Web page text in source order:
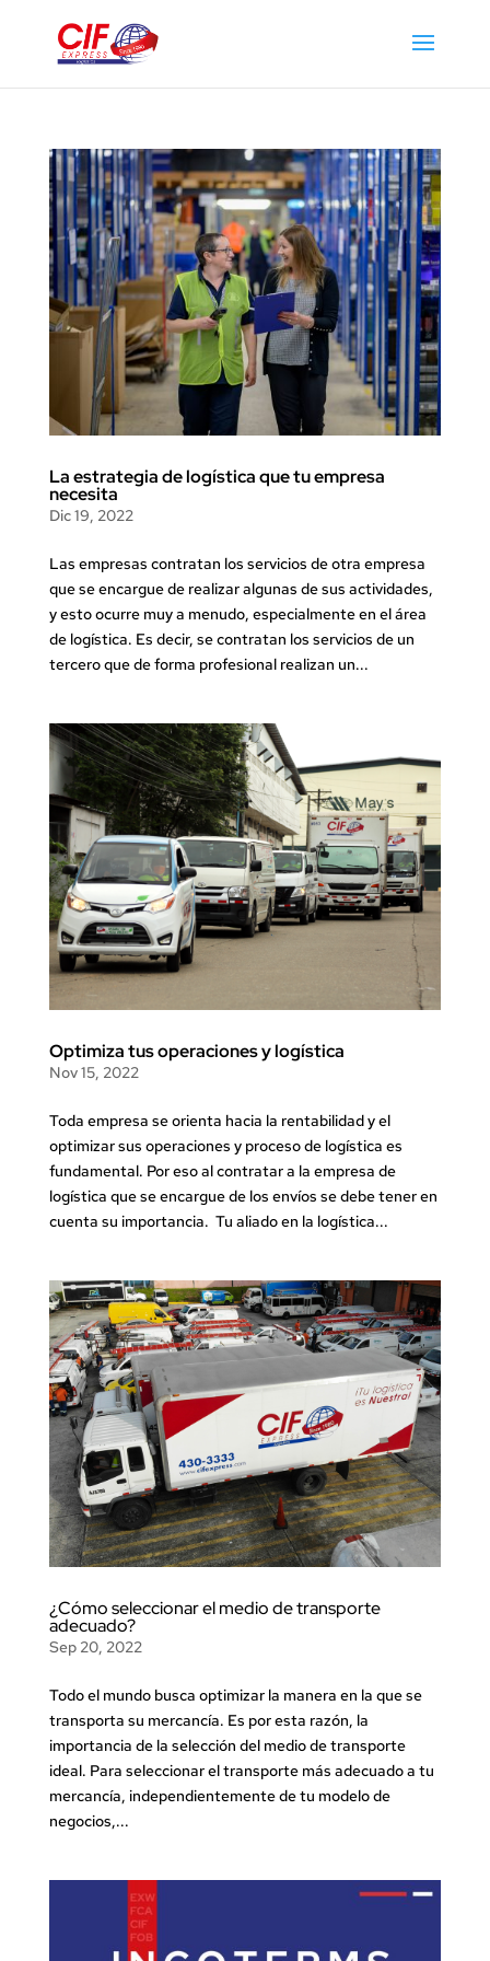
La estrategia de logística que tu empresa
necesita
Dic 19, 2022
Las empresas contratan los servicios de otra empresa
que se encargue de realizar algunas de sus actividades,
y esto ocurre muy a menudo, especialmente en el área
de logística. Es decir, se contratan los servicios de un
tercero que de forma profesional realizan un...
Optimiza tus operaciones y logística
Nov 15, 2022
Toda empresa se orienta hacia la rentabilidad y el
optimizar sus operaciones y proceso de logística es
fundamental. Por eso al contratar a la empresa de
logística que se encargue de los envíos se debe tener en
cuenta su importancia. Tu aliado en la logística...
¿Cómo seleccionar el medio de transporte
adecuado?
Sep 20, 2022
Todo el mundo busca optimizar la manera en la que se
transporta su mercancía. Es por esta razón, la
importancia de la selección del medio de transporte
ideal. Para seleccionar el transporte más adecuado a tu
mercancía, independientemente de tu modelo de
negocios,...